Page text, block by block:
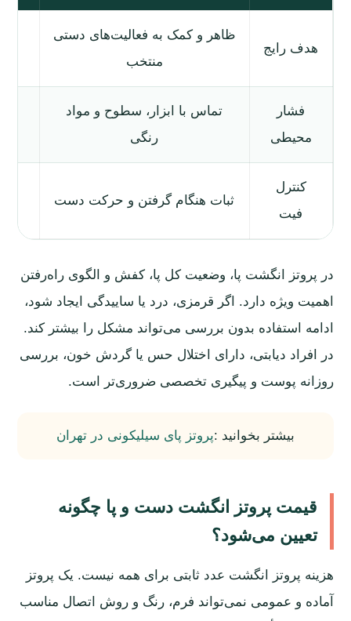
هدف رایج
ظاهر و کمک به فعالیت‌های دستی
منتخب
فشار
محیطی
تماس با ابزار، سطوح و مواد
رنگی
کنترل
فیت
ثبات هنگام گرفتن و حرکت دست
در پروتز انگشت پا، وضعیت کل پا، کفش و الگوی راه‌رفتن
اهمیت ویژه دارد. اگر قرمزی، درد یا ساییدگی ایجاد شود،
ادامه استفاده بدون بررسی می‌تواند مشکل را بیشتر کند.
در افراد دیابتی، دارای اختلال حس یا گردش خون، بررسی
روزانه پوست و پیگیری تخصصی ضروری‌تر است.
بیشتر بخوانید :پروتز پای سیلیکونی در تهران
قیمت پروتز انگشت دست و پا چگونه
تعیین می‌شود؟
هزینه پروتز انگشت عدد ثابتی برای همه نیست. یک پروتز
آماده و عمومی نمی‌تواند فرم، رنگ و روش اتصال مناسب